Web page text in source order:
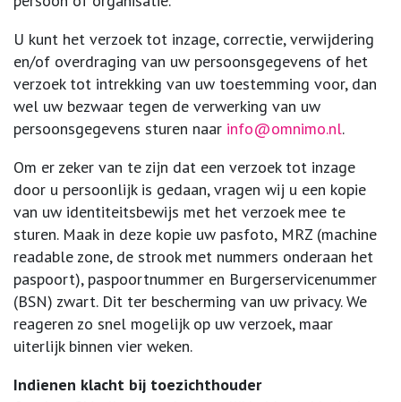
U kunt het verzoek tot inzage, correctie, verwijdering
en/of overdraging van uw persoonsgegevens of het
verzoek tot intrekking van uw toestemming voor, dan
wel uw bezwaar tegen de verwerking van uw
persoonsgegevens sturen naar info@omnimo.nl.
Om er zeker van te zijn dat een verzoek tot inzage
door u persoonlijk is gedaan, vragen wij u een kopie
van uw identiteitsbewijs met het verzoek mee te
sturen. Maak in deze kopie uw pasfoto, MRZ (machine
readable zone, de strook met nummers onderaan het
paspoort), paspoortnummer en Burgerservicenummer
(BSN) zwart. Dit ter bescherming van uw privacy. We
reageren zo snel mogelijk op uw verzoek, maar
uiterlijk binnen vier weken.
Indienen klacht bij toezichthouder